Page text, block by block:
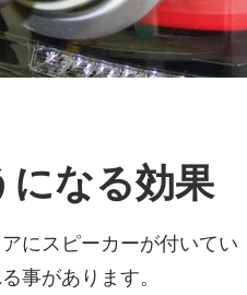
になる効果
にスピーカーが付いてい
事があります。